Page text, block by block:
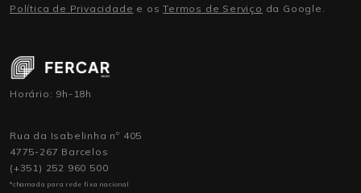
Política de Privacidade e osTermos de Serviço da Google.
Horário: 9h-18h
Rua da Isabelinha nº 405
4775-267 Barcelos
(+351) 252 960 500
*chamada para rede fixa nacional